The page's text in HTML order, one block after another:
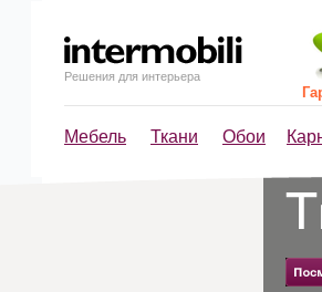
Решения для интерьера
Мебель Ткани Обои